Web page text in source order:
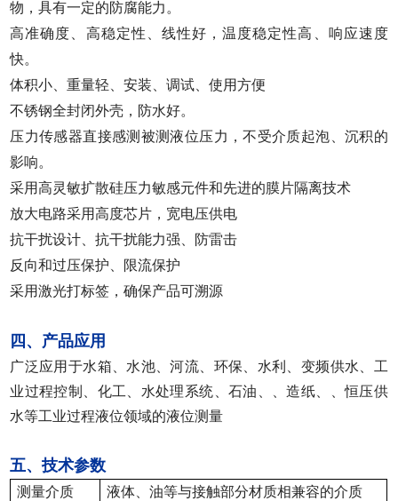
物，具有一定的防腐能力。
高准确度、高稳定性、线性好，温度稳定性高、响应速度
快。
体积小、重量轻、安装、调试、使用方便
不锈钢全封闭外壳，防水好。
压力传感器直接感测被测液位压力，不受介质起泡、沉积的
影响。
采用高灵敏扩散硅压力敏感元件和先进的膜片隔离技术
放大电路采用高度芯片，宽电压供电
抗干扰设计、抗干扰能力强、防雷击
反向和过压保护、限流保护
采用激光打标签，确保产品可溯源
四、产品应用
广泛应用于水箱、水池、河流、环保、水利、变频供水、工
业过程控制、化工、水处理系统、石油、、造纸、、恒压供
水等工业过程液位领域的液位测量
五、技术参数
测量介质
液体、油等与接触部分材质相兼容的介质